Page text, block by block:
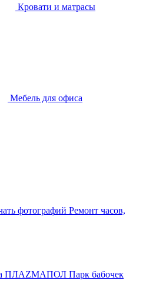
Кровати и матрасы
Мебель для офиса
фотографий Ремонт часов,
ПЛАZМАПОЛ Парк бабочек